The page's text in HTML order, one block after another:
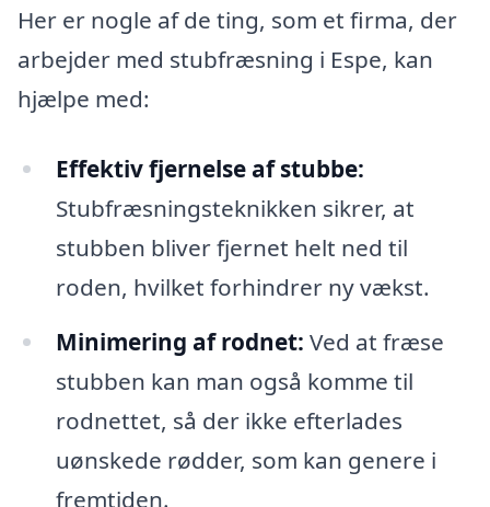
Her er nogle af de ting, som et firma, der
arbejder med stubfræsning i Espe, kan
hjælpe med:
Effektiv fjernelse af stubbe:
Stubfræsningsteknikken sikrer, at
stubben bliver fjernet helt ned til
roden, hvilket forhindrer ny vækst.
Minimering af rodnet: Ved at fræse
stubben kan man også komme til
rodnettet, så der ikke efterlades
uønskede rødder, som kan genere i
fremtiden.